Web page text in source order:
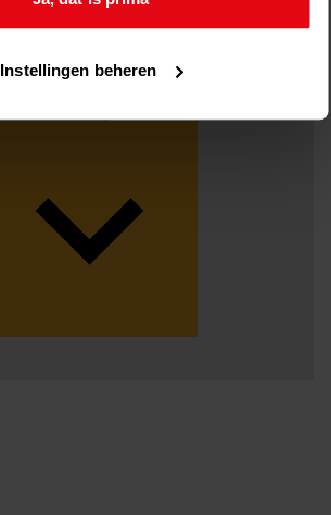
Instellingen beheren